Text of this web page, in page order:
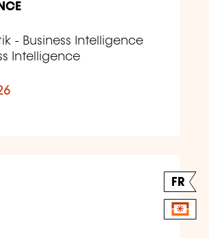
- Business Intelligence
Intelligence
FR